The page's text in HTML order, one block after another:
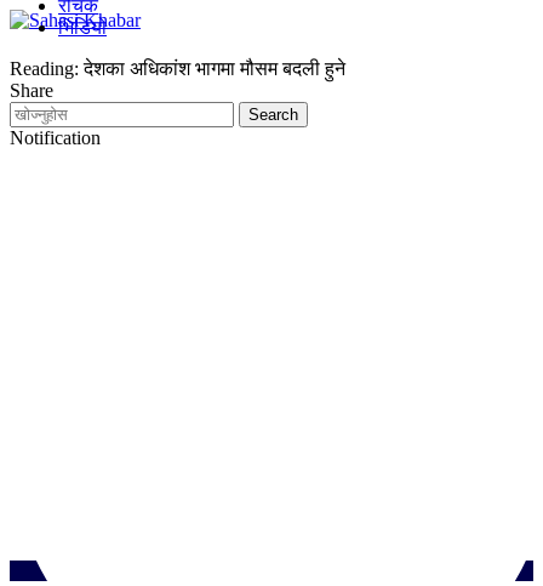
रोचक
भिडियो
Reading: देशका अधिकांश भागमा मौसम बदली हुने
Share
Notification